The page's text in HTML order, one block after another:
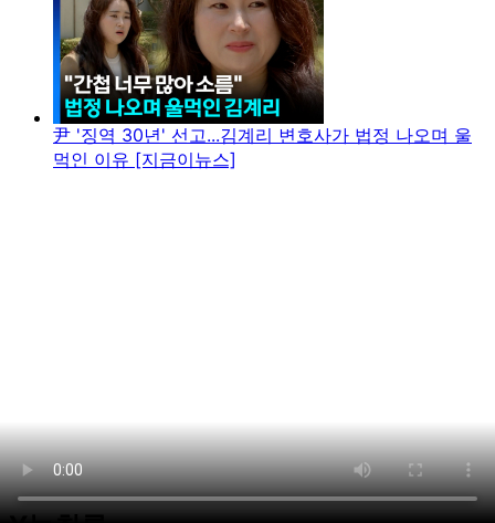
尹 '징역 30년' 선고...김계리 변호사가 법정 나오며 울
먹인 이유 [지금이뉴스]